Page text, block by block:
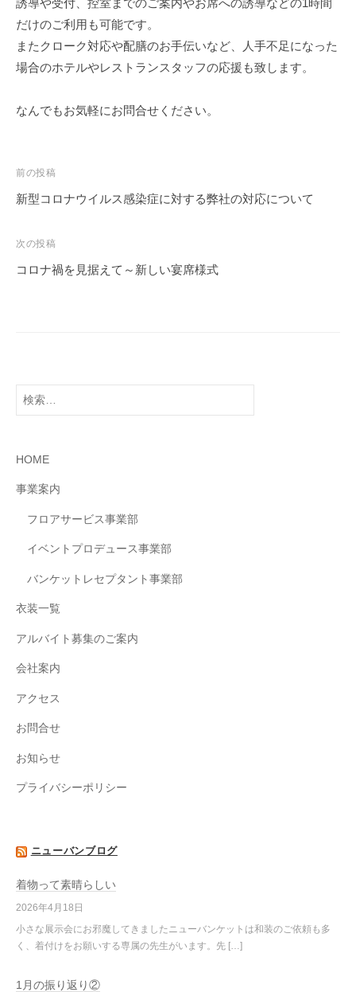
誘導や受付、控室までのご案内やお席への誘導などの1時間
だけのご利用も可能です。
またクローク対応や配膳のお手伝いなど、人手不足になった
場合のホテルやレストランスタッフの応援も致します。
なんでもお気軽にお問合せください。
投
稿
ビ
ゲ
前の投稿
新型コロナウイルス感染症に対する弊社の対応について
次の投稿
コロナ禍を見据えて～新しい宴席様式
検
索:
HOME
事業案内
フロアサービス事業部
イベントプロデュース事業部
バンケットレセプタント事業部
衣装一覧
アルバイト募集のご案内
会社案内
アクセス
お問合せ
お知らせ
プライバシーポリシー
ニューバンブログ
着物って素晴らしい
2026年4月18日
小さな展示会にお邪魔してきましたニューバンケットは和装のご依頼も多
く、着付けをお願いする専属の先生がいます。先 […]
1月の振り返り②